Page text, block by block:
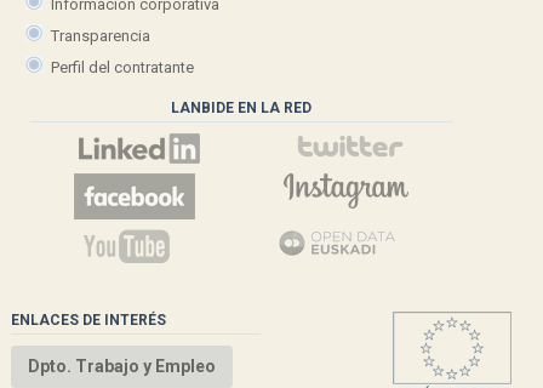
Información corporativa
Transparencia
Perfil del contratante
LANBIDE EN LA RED
ENLACES DE INTERÉS
Dpto. Trabajo y Empleo